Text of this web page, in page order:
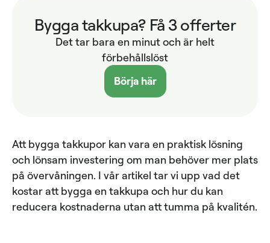
Bygga takkupa? Få 3 offerter
Det tar bara en minut och är helt
förbehållslöst
Börja här
Att bygga takkupor kan vara en praktisk lösning
och lönsam investering om man behöver mer plats
på övervåningen. I vår artikel tar vi upp vad det
kostar att bygga en takkupa och hur du kan
reducera kostnaderna utan att tumma på kvalitén.